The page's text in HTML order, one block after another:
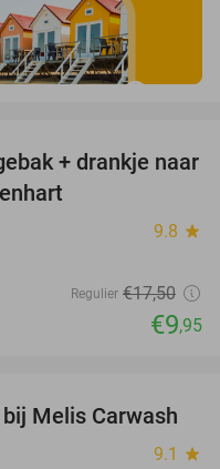
43%
+ drankje naar
9.8 star
Regulier €17,50
€9,95
45%
Melis Carwash
9.1 star